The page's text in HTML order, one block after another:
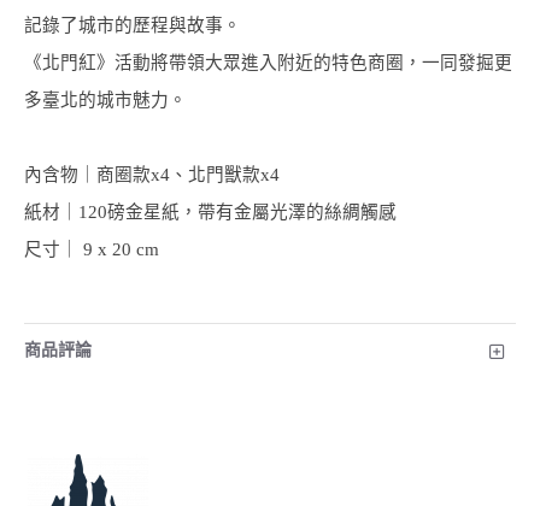
記錄了城市的歷程與故事。
《北門紅》活動將帶領大眾進入附近的特色商圈，一同發掘更
多臺北的城市魅力。
內含物｜商圈款x4、北門獸款x4
紙材｜120磅金星紙，帶有金屬光澤的絲綢觸感
尺寸｜ 9 x 20 cm
商品評論